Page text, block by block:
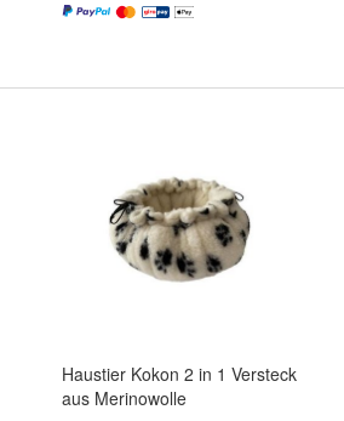
Haustier Kokon 2 in 1 Versteck
aus Merinowolle